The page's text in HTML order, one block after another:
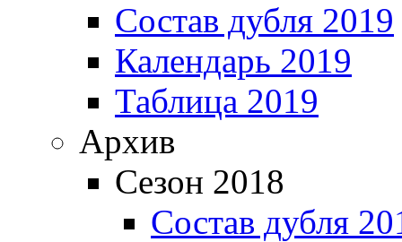
Состав дубля 2019
Календарь 2019
Таблица 2019
Архив
Сезон 2018
Состав дубля